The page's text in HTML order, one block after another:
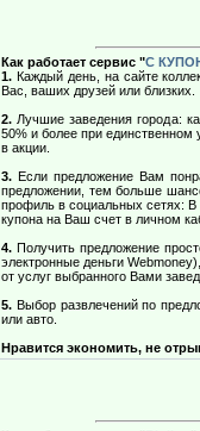
Как работает сервис "С
1. Каждый день, на сайте
Вас, ваших друзей или близких.
2. Лучшие заведения города:
50% и более при единственном
в акции.
3. Если предложение Вам
предложении, тем больше
профиль в социальных сетях: В
купона на Ваш счет в личном
4. Получить предложение
электронные деньги
от услуг выбранного Вами
5. Выбор развлечений по
или авто.
Нравится экономить, не